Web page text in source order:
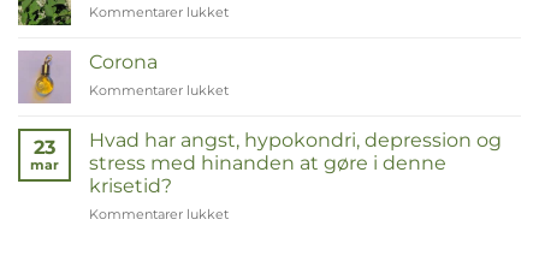
Kommentarer lukket
Corona
Kommentarer lukket
23
mar
Hvad har angst, hypokondri, depression og
stress med hinanden at gøre i denne
krisetid?
Kommentarer lukket